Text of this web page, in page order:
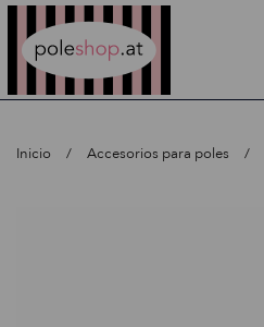
Inicio Accesorios para poles